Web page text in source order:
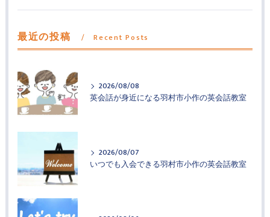
最近の投稿 Recent Posts
2026/08/08
英会話が身近になる羽村市小作の英会話教室
2026/08/07
いつでも入会できる羽村市小作の英会話教室